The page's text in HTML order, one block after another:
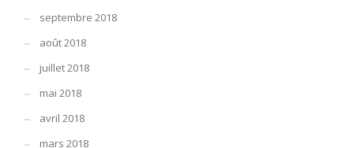
septembre 2018
août 2018
juillet 2018
mai 2018
avril 2018
mars 2018